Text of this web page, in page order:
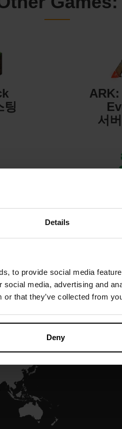
Details
to provide social media
media, advertising and
or that they’ve collected from
Deny
팅
서
팅
서